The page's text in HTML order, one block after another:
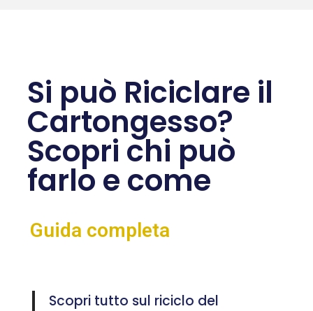
Si può Riciclare il
Cartongesso?
Scopri chi può
farlo e come
Guida completa
Scopri tutto sul riciclo del